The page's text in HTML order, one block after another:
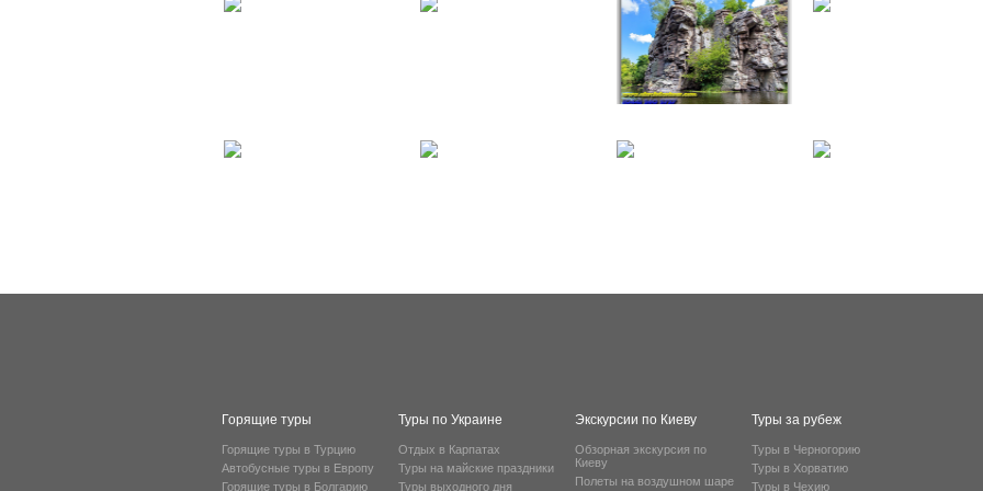
Горящие туры
Горящие туры в Турцию
Автобусные туры в Европу
Горящие туры в Болгарию
Туры по Украине
Отдых в Карпатах
Туры на майские праздники
Туры выходного дня
Экскурсии по Киеву
Обзорная экскурсия по
Киеву
Полеты на воздушном шаре
Туры за рубеж
Туры в Черногорию
Туры в Хорватию
Туры в Чехию